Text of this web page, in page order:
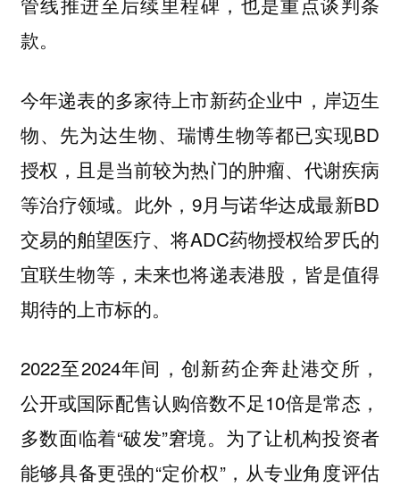
款。
今年递表的多家待上市新药企业中，岸迈生
物、先为达生物、瑞博生物等都已实现BD
授权，且是当前较为热门的肿瘤、代谢疾病
等治疗领域。此外，9月与诺华达成最新BD
交易的舶望医疗、将ADC药物授权给罗氏的
宜联生物等，未来也将递表港股，皆是值得
期待的上市标的。
2022至2024年间，创新药企奔赴港交所，
公开或国际配售认购倍数不足10倍是常态，
多数面临着“破发”窘境。为了让机构投资者
能够具备更强的“定价权”，从专业角度评估